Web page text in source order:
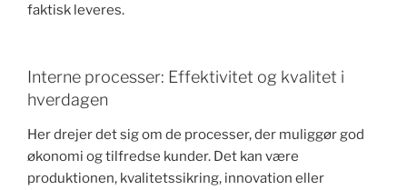
faktisk leveres.
Interne processer: Effektivitet og kvalitet i
hverdagen
Her drejer det sig om de processer, der muliggør god
økonomi og tilfredse kunder. Det kan være
produktionen, kvalitetssikring, innovation eller